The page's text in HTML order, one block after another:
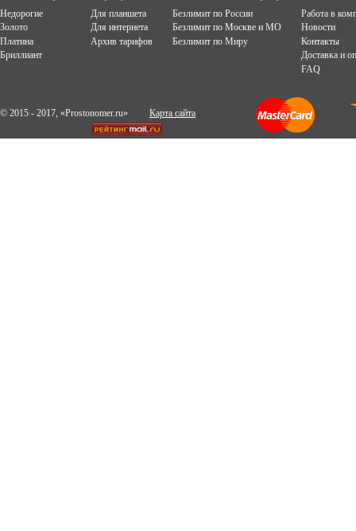
Недорогие
Золото
Платина
Бриллиант
Для планшета
Для интернета
Архив тарифов
Безлимит по России
Безлимит по Москве и МО
Безлимит по Миру
Работа в
Новости
Контакты
Доставка и
FAQ
© 2015 - 2017, «Prostonomer.ru» Карта сайта